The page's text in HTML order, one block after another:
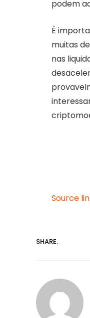
podem
É
muitas
nas
Source
SHARE.